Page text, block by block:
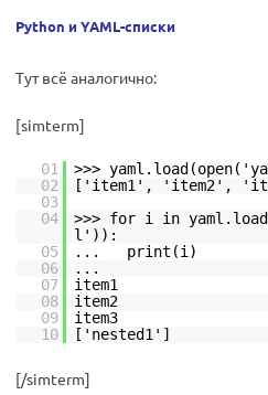
Python и YAML-списки
Тут всё аналогично:
[simterm]
01
>>>
02
['item1', 'item2',
03
04
>>> for i in
l')):
05
... print(i)
06
...
07
item1
08
item2
09
item3
10
['nested1']
[/simterm]